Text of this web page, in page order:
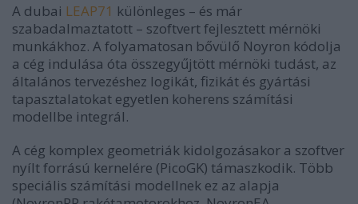
A dubai LEAP71 különleges – és már
szabadalmaztatott – szoftvert fejlesztett mérnöki
munkákhoz. A folyamatosan bővülő Noyron kódolja
a cég indulása óta összegyűjtött mérnöki tudást, az
általános tervezéshez logikát, fizikát és gyártási
tapasztalatokat egyetlen koherens számítási
modellbe integrál.
A cég komplex geometriák kidolgozásakor a szoftver
nyílt forrású kernelére (PicoGK) támaszkodik. Több
speciális számítási modellnek ez az alapja